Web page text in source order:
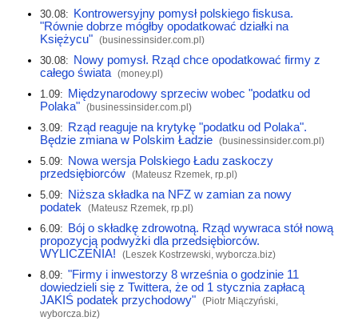
30.08: Kontrowersyjny pomysł polskiego fiskusa.
"Równie dobrze mógłby opodatkować działki na
Księżycu" (businessinsider.com.pl)
30.08: Nowy pomysł. Rząd chce opodatkować firmy z
całego świata (money.pl)
1.09: Międzynarodowy sprzeciw wobec "podatku od
Polaka" (businessinsider.com.pl)
3.09: Rząd reaguje na krytykę "podatku od Polaka".
Będzie zmiana w Polskim Ładzie (businessinsider.com.pl)
5.09: Nowa wersja Polskiego Ładu zaskoczy
przedsiębiorców (Mateusz Rzemek, rp.pl)
5.09: Niższa składka na NFZ w zamian za nowy
podatek
(Mateusz Rzemek, rp.pl)
6.09: Bój o składkę zdrowotną. Rząd wywraca stół nową
propozycją podwyżki dla przedsiębiorców.
WYLICZENIA!
(Leszek Kostrzewski, wyborcza.biz)
8.09: "Firmy i inwestorzy 8 września o godzinie 11
dowiedzieli się z Twittera, że od 1 stycznia zapłacą
JAKIŚ podatek przychodowy" (Piotr Miączyński,
wyborcza.biz)